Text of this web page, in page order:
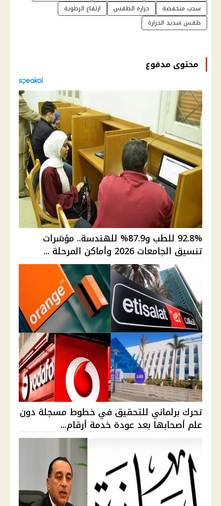
سحب منخفضة
حرارة الطقس
ارتفاع الرطوبة
طقس شديد الحرارة
محتوى مدفوع
92.8% للطب و87.9% للهندسة.. مؤشرات
تنسيق الجامعات 2026 وأماكن المرحلة ...
تحرك برلماني للتحقيق في خطوط مسجلة دون
علم أصحابها بعد عودة خدمة أرقام...